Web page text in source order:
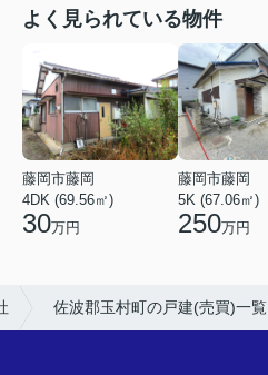
よく見られている物件
藤岡市藤岡
4DK (69.56㎡)
30万円
藤岡市藤岡
5K (67.06㎡)
250万円
佐波郡玉村町の戸建(売買)一覧